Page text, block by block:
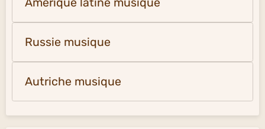
Russie musique
Autriche musique